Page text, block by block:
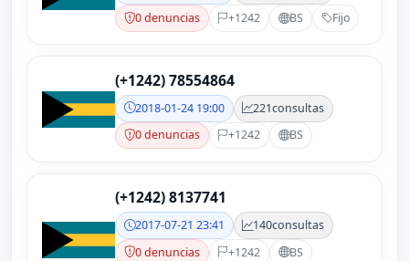
0 denuncias
+1242 BS Fijo
(+1242) 78554864
2018-01-24 19:00 221consultas
0 denuncias
+1242 BS
(+1242) 8137741
2017-07-21 23:41 140consultas
0 denuncias
+1242
BS